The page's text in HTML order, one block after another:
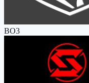
BO3